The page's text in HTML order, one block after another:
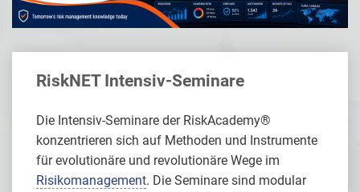
RiskNET Intensiv-Seminare
Die Intensiv-Seminare der RiskAcademy®
konzentrieren sich auf Methoden und Instrumente
für evolutionäre und revolutionäre Wege im
Risikomanagement. Die Seminare sind modular